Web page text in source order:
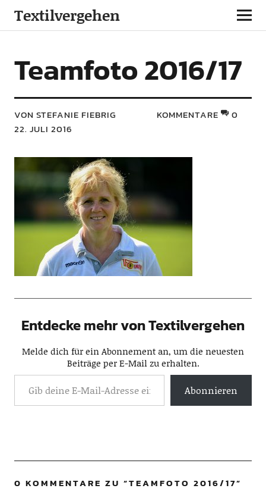
Textilvergehen
Teamfoto 2016/17
VON STEFANIE FIEBRIG
22. JULI 2016
KOMMENTARE 0
Entdecke mehr von Textilvergehen
Melde dich für ein Abonnement an, um die neuesten
Beiträge per E-Mail zu erhalten.
Abonnieren
0 KOMMENTARE ZU “TEAMFOTO 2016/17”